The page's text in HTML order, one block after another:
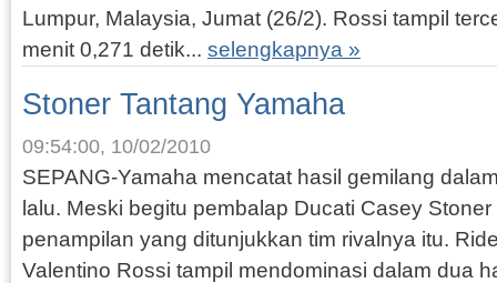
Lumpur, Malaysia, Jumat (26/2). Rossi tampil
menit 0,271 detik... selengkapnya »
Stoner Tantang Yamaha
09:54:00, 10/02/2010
SEPANG-Yamaha mencatat hasil gemilang
lalu. Meski begitu pembalap Ducati Casey
penampilan yang ditunjukkan tim rivalnya itu.
Valentino Rossi tampil mendominasi dalam dua